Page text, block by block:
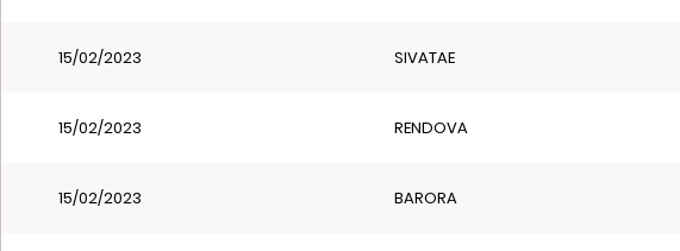
15/02/2023 SIVATAE
15/02/2023 RENDOVA
15/02/2023 BARORA